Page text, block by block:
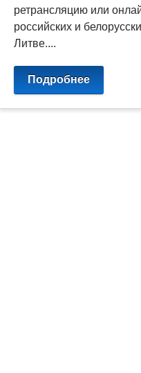
ретрансляцию или
российских и
Литве....
Подробнее